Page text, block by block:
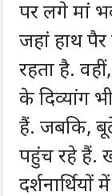
पर लगे मां
जहां हाथ
रहता है.
के दिव्यांग
हैं. जबकि,
पहुंच रहे हैं.